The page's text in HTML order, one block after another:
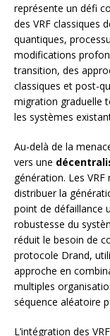
représente un défi
des VRF classiques
quantiques,
modifications
transition, des
classiques et post-
migration graduelle
les systèmes
Au-delà de la
vers une
génération. Les
distribuer la
point de défaillance
robustesse du
réduit le besoin de
protocole Drand,
approche en
multiples
séquence aléatoire
L’intégration des